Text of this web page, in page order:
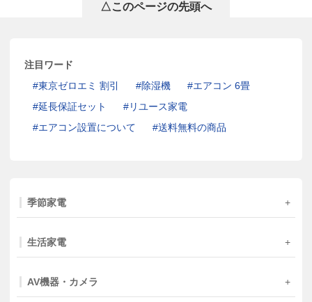
△このページの先頭へ
注目ワード
東京ゼロエミ 割引
除湿機
エアコン 6畳
延長保証セット
リユース家電
エアコン設置について
送料無料の商品
季節家電
生活家電
AV機器・カメラ